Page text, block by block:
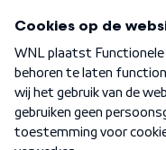
Nieuwsbrief
Word Lid